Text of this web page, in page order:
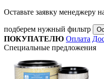
Оставьте заявку менеджеру
подберем нужный фильтр
ПОКУПАТЕЛЮ Оплата
Специальные предложения